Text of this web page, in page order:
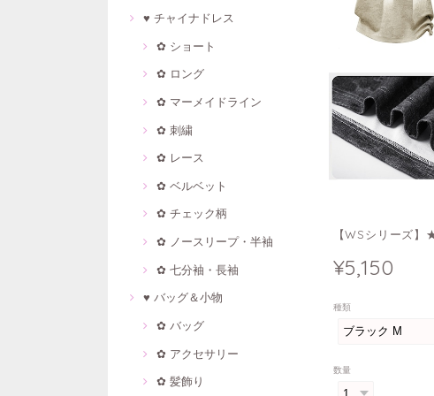
♥ チャイナドレス
✿ ショート
✿ ロング
✿ マーメイドライン
✿ 刺繍
✿ レース
✿ ベルベット
✿ チェック柄
✿ ノースリープ・半袖
✿ 七分袖・長袖
♥ バッグ＆小物
✿ バッグ
✿ アクセサリー
✿ 髪飾り
【WSシリーズ
¥5,150
種類
数量